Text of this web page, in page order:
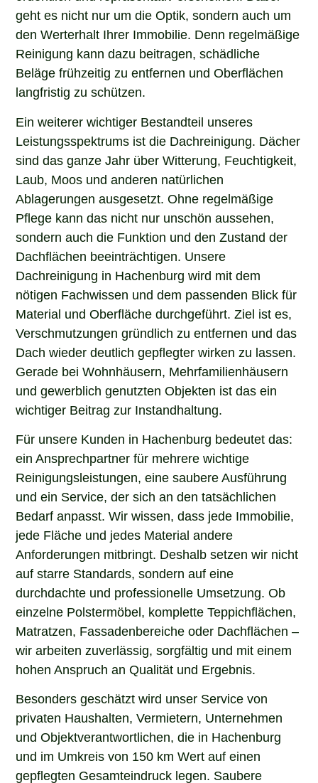
geht es nicht nur um die Optik, sondern auch um
den Werterhalt Ihrer Immobilie. Denn regelmäßige
Reinigung kann dazu beitragen, schädliche
Beläge frühzeitig zu entfernen und Oberflächen
langfristig zu schützen.
Ein weiterer wichtiger Bestandteil unseres
Leistungsspektrums ist die Dachreinigung. Dächer
sind das ganze Jahr über Witterung, Feuchtigkeit,
Laub, Moos und anderen natürlichen
Ablagerungen ausgesetzt. Ohne regelmäßige
Pflege kann das nicht nur unschön aussehen,
sondern auch die Funktion und den Zustand der
Dachflächen beeinträchtigen. Unsere
Dachreinigung in Hachenburg wird mit dem
nötigen Fachwissen und dem passenden Blick für
Material und Oberfläche durchgeführt. Ziel ist es,
Verschmutzungen gründlich zu entfernen und das
Dach wieder deutlich gepflegter wirken zu lassen.
Gerade bei Wohnhäusern, Mehrfamilienhäusern
und gewerblich genutzten Objekten ist das ein
wichtiger Beitrag zur Instandhaltung.
Für unsere Kunden in Hachenburg bedeutet das:
ein Ansprechpartner für mehrere wichtige
Reinigungsleistungen, eine saubere Ausführung
und ein Service, der sich an den tatsächlichen
Bedarf anpasst. Wir wissen, dass jede Immobilie,
jede Fläche und jedes Material andere
Anforderungen mitbringt. Deshalb setzen wir nicht
auf starre Standards, sondern auf eine
durchdachte und professionelle Umsetzung. Ob
einzelne Polstermöbel, komplette Teppichflächen,
Matratzen, Fassadenbereiche oder Dachflächen –
wir arbeiten zuverlässig, sorgfältig und mit einem
hohen Anspruch an Qualität und Ergebnis.
Besonders geschätzt wird unser Service von
privaten Haushalten, Vermietern, Unternehmen
und Objektverantwortlichen, die in Hachenburg
und im Umkreis von 150 km Wert auf einen
gepflegten Gesamteindruck legen. Saubere